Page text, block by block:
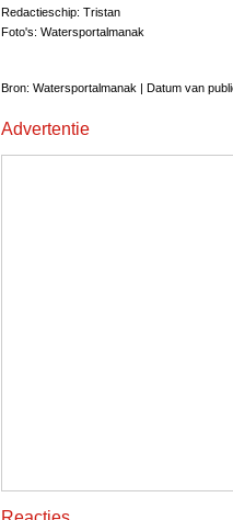
Redactieschip: Tristan
Foto's: Watersportalmanak
Bron: Watersportalmanak | Datum van
Advertentie